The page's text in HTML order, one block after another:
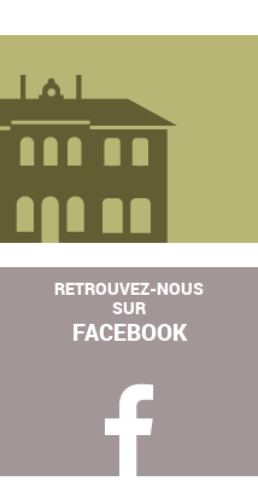
RETROUVEZ-NOUS
SUR
FACEBOOK